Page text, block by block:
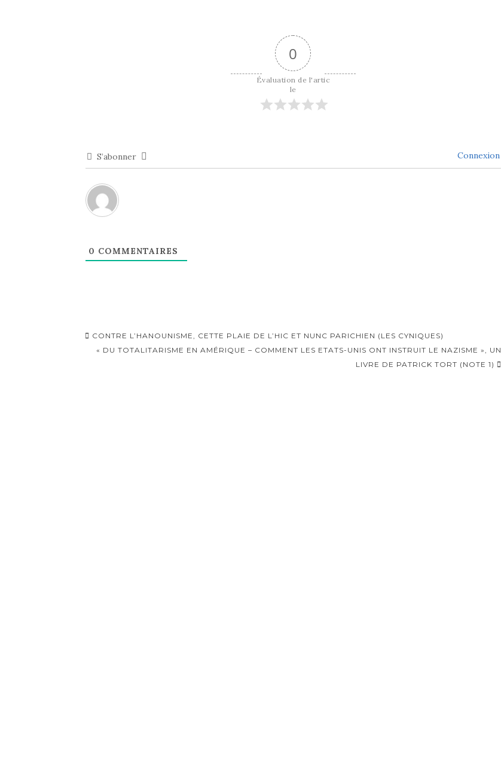
0
Évaluation de l'artic
le
S’abonner Connexion
0 COMMENTAIRES
Navigation
d'article
CONTRE L’HANOUNISME, CETTE PLAIE DE L’HIC ET NUNC PARICHIEN (LES CYNIQUES)
« DU TOTALITARISME EN AMÉRIQUE – COMMENT LES ETATS-UNIS ONT INSTRUIT LE NAZISME », UN
LIVRE DE PATRICK TORT (NOTE 1)